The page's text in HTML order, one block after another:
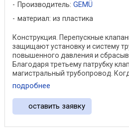
Производитель: GEMÜ
материал: из пластика
Конструкция. Перепускные
защищают установку и систему
повышенного давления и
Благодаря третьему патрубку
магистральный трубопровод.
подробнее
оставить заявку